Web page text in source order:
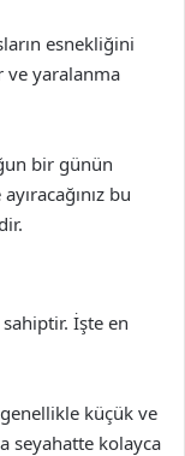
esnekliğini
ve yaralanma
bir günün
bu
İşte en
küçük ve
seyahatte kolayca